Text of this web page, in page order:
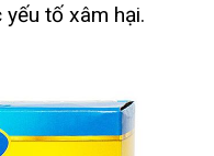
tố xâm hại.